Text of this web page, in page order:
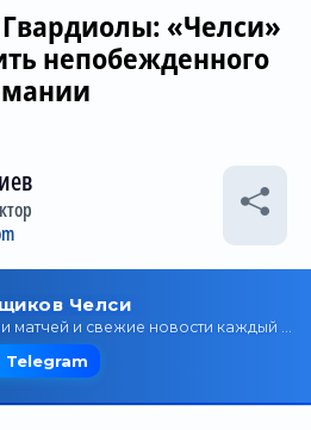
«Челси»
непобежденного